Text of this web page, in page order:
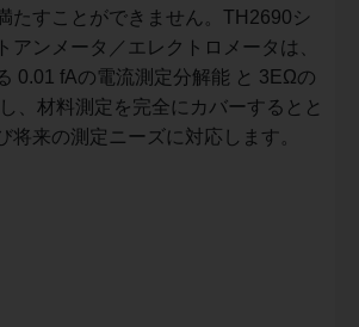
たすことができません。TH2690シ
アンメータ／エレクトロメータは、
0.01 fAの電流測定分解能 と 3EΩの
、材料測定を完全にカバーするとと
将来の測定ニーズに対応します。